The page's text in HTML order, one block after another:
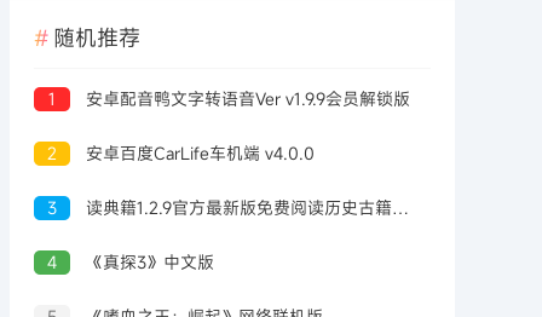
随机推荐
1 安卓配音鸭文字转语音Ver v1.9.9会员解锁版
2 安卓百度CarLife车机端 v4.0.0
3 读典籍1.2.9官方最新版免费阅读历史古籍｜纯净版
4 《真探3》中文版